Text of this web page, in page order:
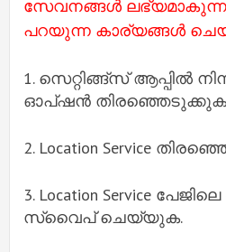
സേവനങ്ങൾ
പറയുന്ന കാര്യങ്ങൾ
1. സെറ്റിങ്ങ്സ് ആപ്പിൽ
ഓപ്ഷൻ തിരഞ്ഞെടുക്കുക
2. Location Service
3. Location Service
സ്വെെപ് ചെയ്യുക.